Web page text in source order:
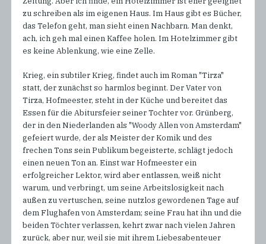
zu schreiben als im eigenen Haus. Im Haus gibt es Bücher,
das Telefon geht, man sieht einen Nachbarn. Man denkt,
ach, ich geh mal einen Kaffee holen. Im Hotelzimmer gibt
es keine Ablenkung, wie eine Zelle.
Krieg, ein subtiler Krieg, findet auch im Roman "Tirza"
statt, der zunächst so harmlos beginnt. Der Vater von
Tirza, Hofmeester, steht in der Küche und bereitet das
Essen für die Abitursfeier seiner Tochter vor. Grünberg,
der in den Niederlanden als "Woody Allen von Amsterdam"
gefeiert wurde, der als Meister der Komik und des
frechen Tons sein Publikum begeisterte, schlägt jedoch
einen neuen Ton an. Einst war Hofmeester ein
erfolgreicher Lektor, wird aber entlassen, weiß nicht
warum, und verbringt, um seine Arbeitslosigkeit nach
außen zu vertuschen, seine nutzlos gewordenen Tage auf
dem Flughafen von Amsterdam; seine Frau hat ihn und die
beiden Töchter verlassen, kehrt zwar nach vielen Jahren
zurück, aber nur, weil sie mit ihrem Liebesabenteuer